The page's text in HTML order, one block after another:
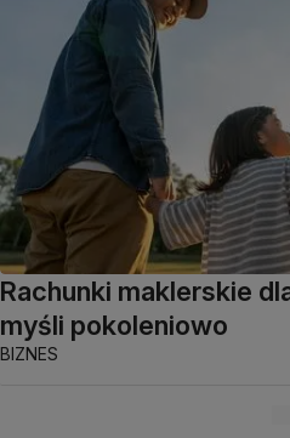
Rachunki maklerskie
myśli pokoleniowo
BIZNES